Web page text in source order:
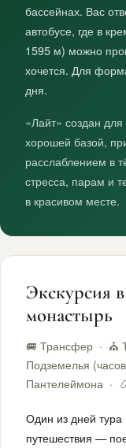
бассейнах. Вас
автобусе, где в
1595 м) можно
хочется. Для
дня.
«Лайт» создан
хорошей базой,
расслаблением в
стресса, парам и
в красивом месте.
Экскурсия
монастырь
🚐 Трансфер · ⛪
Подземелья
Пантелеймона ·
Один из дней
путешествия —